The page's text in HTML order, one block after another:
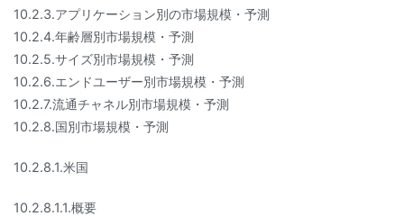
10.2.3.アプリケーション別の市場規模・予測
10.2.4.年齢層別市場規模・予測
10.2.5.サイズ別市場規模・予測
10.2.6.エンドユーザー別市場規模・予測
10.2.7.流通チャネル別市場規模・予測
10.2.8.国別市場規模・予測
10.2.8.1.米国
10.2.8.1.1.概要